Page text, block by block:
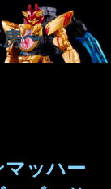
〜
マッハー